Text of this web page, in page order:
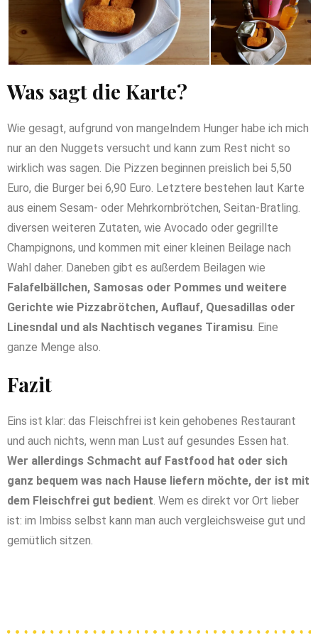
Was sagt die Karte?
Wie gesagt, aufgrund von mangelndem Hunger habe ich mich
nur an den Nuggets versucht und kann zum Rest nicht so
wirklich was sagen. Die Pizzen beginnen preislich bei 5,50
Euro, die Burger bei 6,90 Euro. Letztere bestehen laut Karte
aus einem Sesam- oder Mehrkornbrötchen, Seitan-Bratling.
diversen weiteren Zutaten, wie Avocado oder gegrillte
Champignons, und kommen mit einer kleinen Beilage nach
Wahl daher. Daneben gibt es außerdem Beilagen wie
Falafelbällchen, Samosas oder Pommes und weitere
Gerichte wie Pizzabrötchen, Auflauf, Quesadillas oder
Linesndal und als Nachtisch veganes Tiramisu. Eine
ganze Menge also.
Fazit
Eins ist klar: das Fleischfrei ist kein gehobenes Restaurant
und auch nichts, wenn man Lust auf gesundes Essen hat.
Wer allerdings Schmacht auf Fastfood hat oder sich
ganz bequem was nach Hause liefern möchte, der ist mit
dem Fleischfrei gut bedient. Wem es direkt vor Ort lieber
ist: im Imbiss selbst kann man auch vergleichsweise gut und
gemütlich sitzen.